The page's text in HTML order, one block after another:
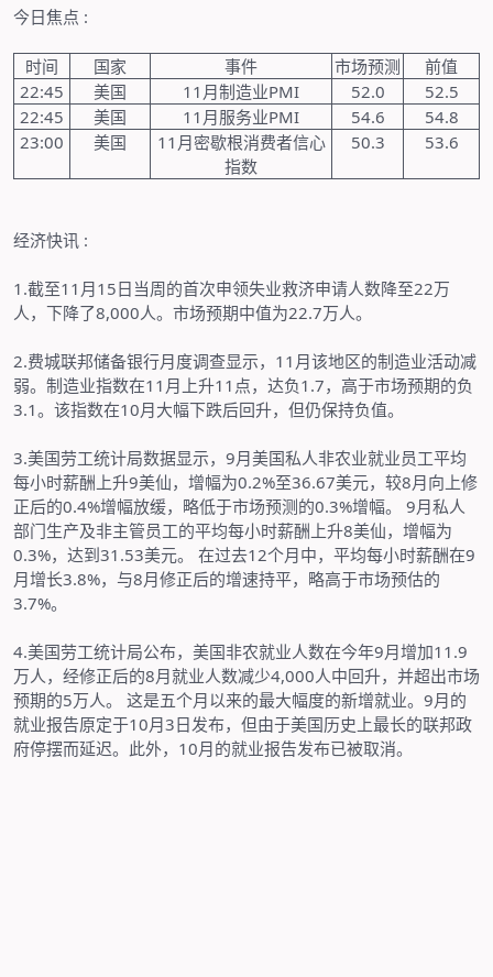
今日焦点 :
时间 国家 事件 市场预测
前值
22:45
美国 11 月制造业PMI 52.0
52.5
22:45
美国 11 月服务业PMI 54.6
54.8
23:00
美国 11 月密歇根消费者信心
指数
50.3 53.6
经济快讯 :
1.截至11 月15日当周的首次申领失业救济申请人数降至22万
人，下降了8,000人。市场预期中值为22.7万人。
2.费城联邦储备银行月度调查显示， 11 月该地区的制造业活动减
弱。制造业指数在11 月上升11 点，达负1.7，高于市场预期的负
3.1。该指数在10月大幅下跌后回升，但仍保持负值。
3.美国劳工统计局数据显示， 9月美国私人非农业就业员工平均
每小时薪酬上升9美仙，增幅为0.2%至36.67美元，较8月向上修
正后的0.4%增幅放缓，略低于市场预测的0.3%增幅。 9月私人
部门生产及非主管员工的平均每小时薪酬上升8美仙，增幅为
0.3%，达到31.53美元。 在过去12个月中，平均每小时薪酬在9
月增长3.8%，与8月修正后的增速持平，略高于市场预估的
3.7%。
4.美国劳工统计局公布，美国非农就业人数在今年9月增加11.9
万人，经修正后的8月就业人数减少4,000人中回升，并超出市场
预期的5万人。 这是五个月以来的最大幅度的新增就业。 9月的
就业报告原定于10月3日发布，但由于美国历史上最长的联邦政
府停摆而延迟。此外， 10月的就业报告发布已被取消。